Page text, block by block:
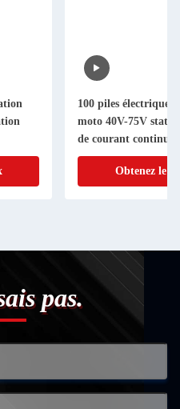
100 piles électriques
moto 40V-75V
de courant continu
Obtenez le
pas.